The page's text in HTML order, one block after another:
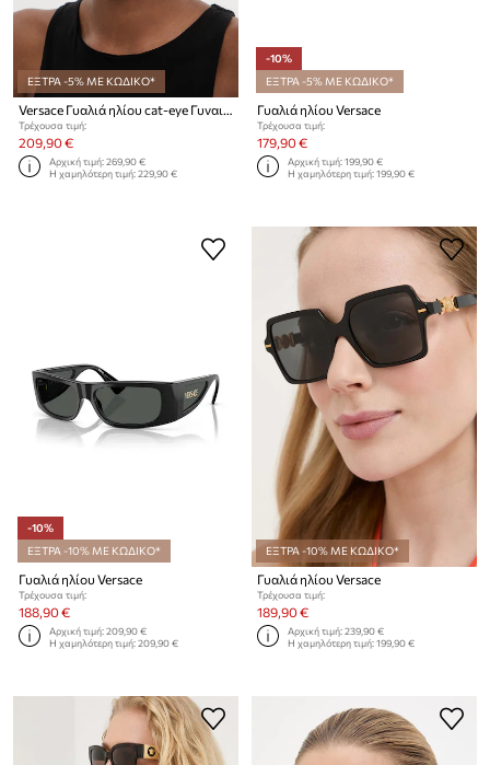
ΕΞΤΡΑ -5% ΜΕ ΚΩΔΙΚΟ*
Τρέχουσα τιμή:
209,90 €
Αρχική τιμή:269,90 €
Η χαμηλότερη τιμή:229,90 €
-10%
ΕΞΤΡΑ -5% ΜΕ ΚΩΔΙΚΟ*
Γυαλιά ηλίου Versace
Τρέχουσα τιμή:
179,90 €
Αρχική τιμή:199,90 €
Η χαμηλότερη τιμή:199,90 €
-10%
ΕΞΤΡΑ -10% ΜΕ ΚΩΔΙΚΟ*
Γυαλιά ηλίου Versace
Τρέχουσα τιμή:
188,90 €
Αρχική τιμή:209,90 €
Η χαμηλότερη τιμή:209,90 €
ΕΞΤΡΑ -10% ΜΕ ΚΩΔΙΚΟ*
Γυαλιά ηλίου Versace
Τρέχουσα τιμή:
189,90 €
Αρχική τιμή:239,90 €
Η χαμηλότερη τιμή:199,90 €